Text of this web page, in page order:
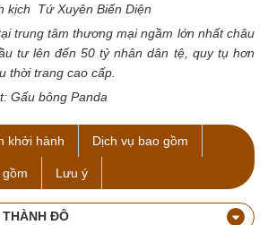
kịch Tứ Xuyên Biến Diện
trung tâm thương mại ngầm lớn nhất châu
tư lên đến 50 tỷ nhân dân tệ, quy tụ hơn
thời trang cao cấp.
Gấu bông Panda
khởi hành Dịch vụ bao gồm
Lưu ý
THÀNH ĐÔ